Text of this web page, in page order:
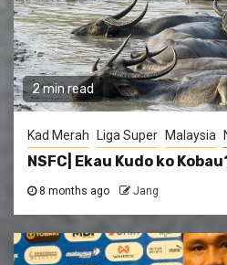
2 min read
Kad Merah Liga Super Malaysia
NSFC| Ekau Kudo ko
8 months ago Jang